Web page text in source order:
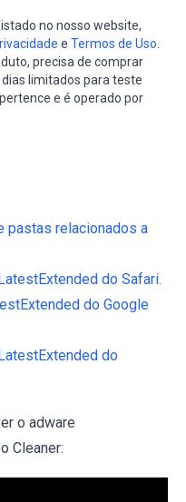
no nosso website,
e Termos de Uso
precisa de comprar
limitados para teste
e é operado por
pastas relacionados a
do Safari.
do Google
do
o adware
Cleaner: